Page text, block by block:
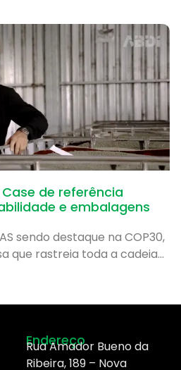
Case de referência
e embalagens
sendo destaque na COP30,
que rastreia toda a cadeia
plásticas com
Endereço
Rua Amador Bueno da
Ribeira, 189 – Nova